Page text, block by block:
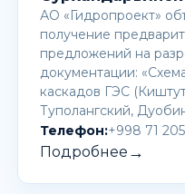
АО «Гидропроект»
получение
предложений на
документации:
каскадов ГЭС
Туполангский,
Телефон:+998 71
Подробнее →